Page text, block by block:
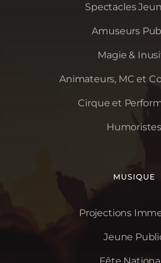
Spectacles
Amuseurs
Magie &
Animateurs, MC et
Cirque et
Humoristes
MUSIQUE
Projections
Jeune
Fête